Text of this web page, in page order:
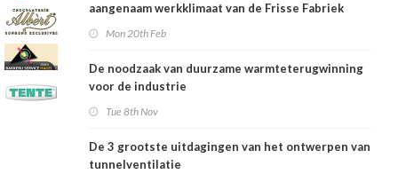
aangenaam werkklimaat van de Frisse Fabriek
Mon 20th Feb
De noodzaak van duurzame warmteterugwinning
voor de industrie
Tue 8th Nov
De 3 grootste uitdagingen van het ontwerpen van
tunnelventilatie